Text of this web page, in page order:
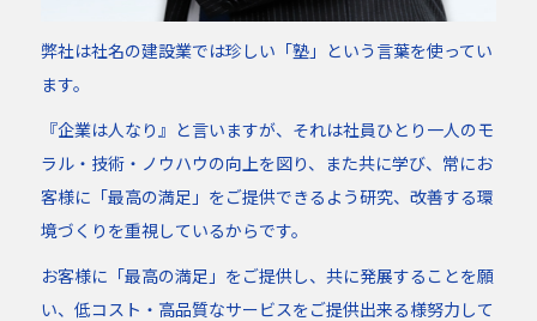
弊社は社名の建設業では珍しい「塾」という言葉を使ってい
ます。
『企業は人なり』と言いますが、それは社員ひとり一人のモ
ラル・技術・ノウハウの向上を図り、また共に学び、常にお
客様に「最高の満足」をご提供できるよう研究、改善する環
境づくりを重視しているからです。
お客様に「最高の満足」をご提供し、共に発展することを願
い、低コスト・高品質なサービスをご提供出来る様努力して